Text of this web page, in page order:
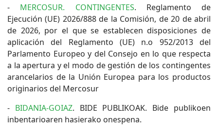
- MERCOSUR. CONTINGENTES. Reglamento de
Ejecución (UE) 2026/888 de la Comisión, de 20 de abril
de 2026, por el que se establecen disposiciones de
aplicación del Reglamento (UE) n.o 952/2013 del
Parlamento Europeo y del Consejo en lo que respecta
a la apertura y el modo de gestión de los contingentes
arancelarios de la Unión Europea para los productos
originarios del Mercosur
- BIDANIA-GOIAZ. BIDE PUBLIKOAK. Bide publikoen
inbentarioaren hasierako onespena.